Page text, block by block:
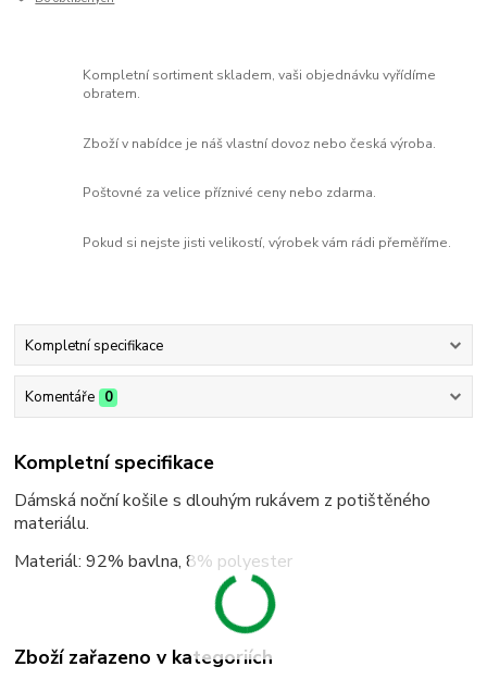
Kompletní sortiment skladem, vaši objednávku vyřídíme
obratem.
Zboží v nabídce je náš vlastní dovoz nebo česká výroba.
Poštovné za velice příznivé ceny nebo zdarma.
Pokud si nejste jisti velikostí, výrobek vám rádi přeměříme.
Kompletní specifikace
Komentáře 0
Kompletní specifikace
Dámská noční košile s dlouhým rukávem z potištěného
materiálu.
Materiál: 92% bavlna, 8% polyester
Zboží zařazeno v kategoriích